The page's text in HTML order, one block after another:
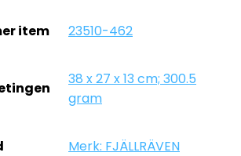
item ‎23510-462
‎38 x 27 x 13 cm; 300.5
gram
Merk: FJÄLLRÄVEN